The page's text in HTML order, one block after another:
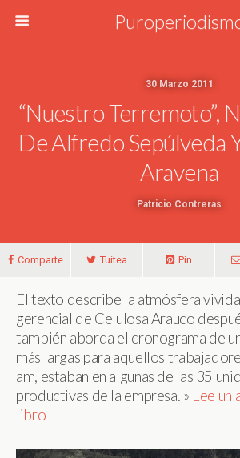
30 Marzo 2011
“Nuestro Terremoto”,
De Alfredo Sepúlveda
Aravena
Patricio Contreras
Comparte Tuitea Pin
El texto describe la atmósfera
gerencial de Celulosa Arauco
también aborda el cronograma de
más largas para aquellos
am, estaban en algunas de las 35
productivas de la empresa. » Lee un
libro